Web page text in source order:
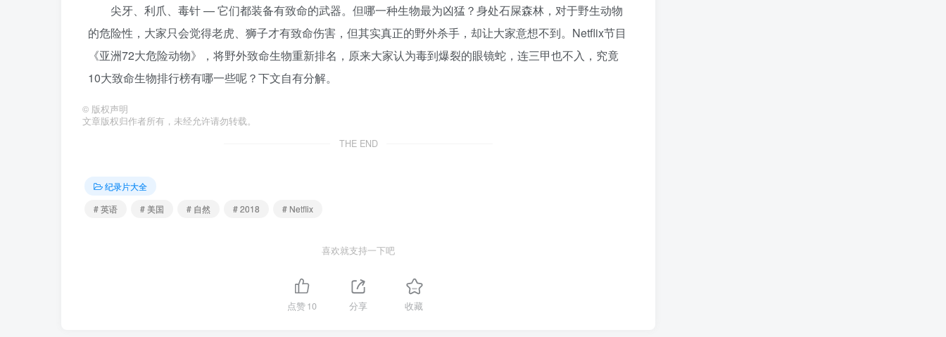
尖牙、利爪、毒针 — 它们都装备有致命的武器。但哪一种生物最为凶猛？身处石屎森林，对于野生动物
的危险性，大家只会觉得老虎、狮子才有致命伤害，但其实真正的野外杀手，却让大家意想不到。Netflix节目
《亚洲72大危险动物》，将野外致命生物重新排名，原来大家认为毒到爆裂的眼镜蛇，连三甲也不入，究竟
10大致命生物排行榜有哪一些呢？下文自有分解。
© 版权声明
文章版权归作者所有，未经允许请勿转载。
THE END
纪录片大全
# 英语
# 美国 # 自然 # 2018 # Netflix
喜欢就支持一下吧
点赞10 分享 收藏